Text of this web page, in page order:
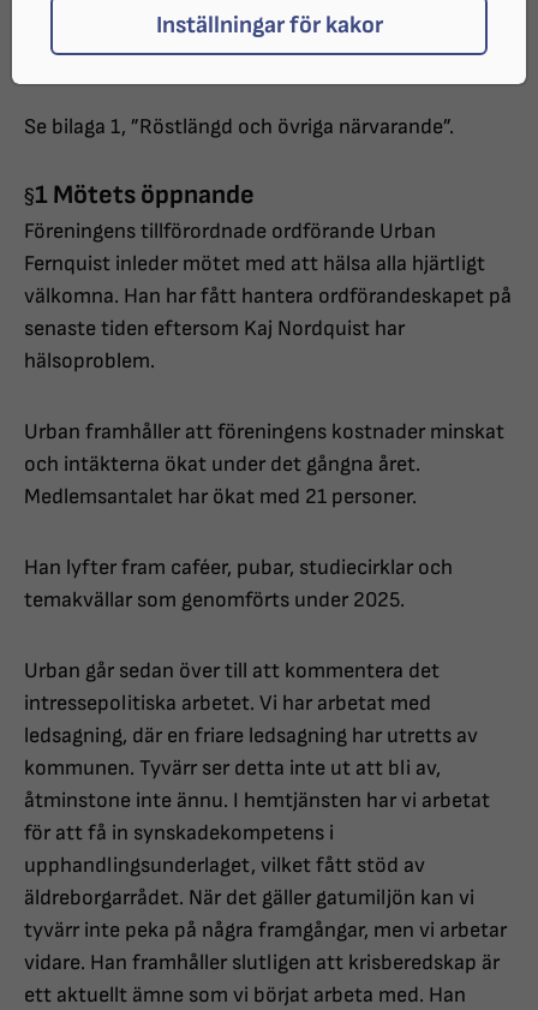
Inställningar för kakor
Närvarande:
Se bilaga 1, ”Röstlängd och övriga närvarande”.
§1 Mötets öppnande
Föreningens tillförordnade ordförande Urban
Fernquist inleder mötet med att hälsa alla hjärtligt
välkomna. Han har fått hantera ordförandeskapet på
senaste tiden eftersom Kaj Nordquist har
hälsoproblem.
Urban framhåller att föreningens kostnader minskat
och intäkterna ökat under det gångna året.
Medlemsantalet har ökat med 21 personer.
Han lyfter fram caféer, pubar, studiecirklar och
temakvällar som genomförts under 2025.
Urban går sedan över till att kommentera det
intressepolitiska arbetet. Vi har arbetat med
ledsagning, där en friare ledsagning har utretts av
kommunen. Tyvärr ser detta inte ut att bli av,
åtminstone inte ännu. I hemtjänsten har vi arbetat
för att få in synskadekompetens i
upphandlingsunderlaget, vilket fått stöd av
äldreborgarrådet. När det gäller gatumiljön kan vi
tyvärr inte peka på några framgångar, men vi arbetar
vidare. Han framhåller slutligen att krisberedskap är
ett aktuellt ämne som vi börjat arbeta med. Han